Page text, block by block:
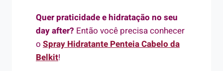
Quer praticidade e hidratação no seu
day after? Então você precisa conhecer
o Spray Hidratante Penteia Cabelo da
Belkit!